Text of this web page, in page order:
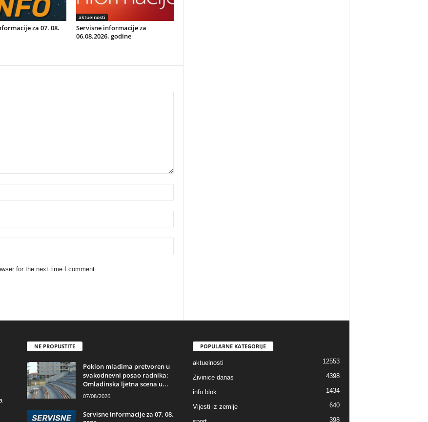
za 07. 08.
aktuelnosti
Servisne informacije za
06.08.2026. godine
for the next time I comment.
NE PROPUSTITE
Poklon mladima pretvoren u
svakodnevni posao radnika:
Omladinska ljetna scena u...
07/08/2026
Servisne informacije za 07. 08.
POPULARNE KATEGORIJE
aktuelnosti 12553
Zivinice danas 4398
info blok 1434
Vijesti iz zemlje 640
398